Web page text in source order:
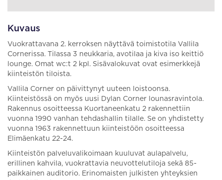
Kuvaus
Vuokrattavana 2. kerroksen näyttävä toimistotila Vallila
Cornerissa. Tilassa 3 neukkaria, avotilaa ja kiva iso keittiö
lounge. Omat wc:t 2 kpl. Sisävalokuvat ovat esimerkkejä
kiinteistön tiloista.
Vallila Corner on päivittynyt uuteen loistoonsa.
Kiinteistössä on myös uusi Dylan Corner lounasravintola.
Rakennus osoitteessa Kuortaneenkatu 2 rakennettiin
vuonna 1990 vanhan tehdashallin tilalle. Se on yhdistetty
vuonna 1963 rakennettuun kiinteistöön osoitteessa
Elimäenkatu 22-24.
Kiinteistön palveluvalikoimaan kuuluvat aulapalvelu,
erillinen kahvila, vuokrattavia neuvottelutiloja sekä 85-
paikkainen auditorio. Erinomaisten julkisten yhteyksien